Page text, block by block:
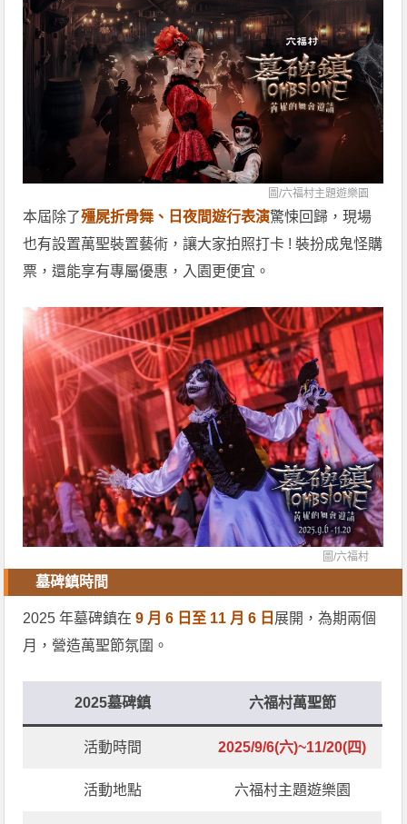
圖/六福村主題遊樂園
本屆除了殭屍折骨舞、日夜間遊行表演驚悚回歸，現場
也有設置萬聖裝置藝術，讓大家拍照打卡 ! 裝扮成鬼怪購
票，還能享有專屬優惠，入園更便宜。
圖/六福村
墓碑鎮時間
2025 年墓碑鎮在 9 月 6 日至 11 月 6 日 展開，為期兩個
月，營造萬聖節氛圍。
2025墓碑鎮 六福村萬聖節
活動時間 2025/9/6(六)~11/20(四)
活動地點 六福村主題遊樂園